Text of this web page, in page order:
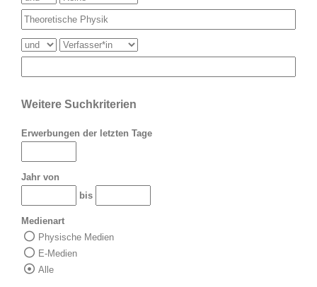
Weitere Suchkriterien
Erwerbungen der letzten Tage
Jahr von
bis
Medienart
Physische Medien
E-Medien
Alle